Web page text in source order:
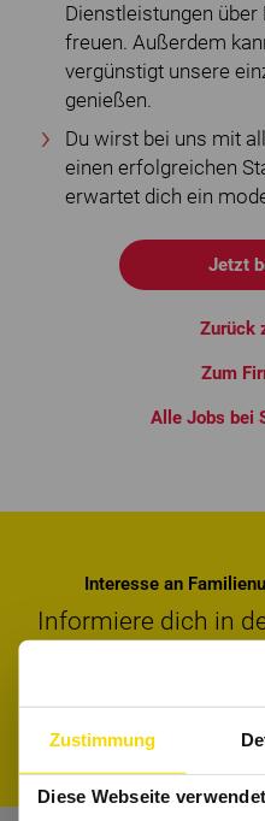
Zustimmung
Diese Webseite
Dienstleistungen über
freuen. Außerdem
vergünstigt unsere
genießen.
Du wirst bei uns mit
einen erfolgreichen
erwartet dich ein
Jetzt
Zurück
Zum
Alle Jobs bei
Interesse an
Informiere dich in
finde den